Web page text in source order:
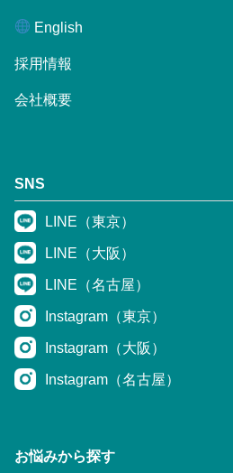
English
採用情報
会社概要
SNS
LINE（東京）
LINE（大阪）
LINE（名古屋）
Instagram（東京）
Instagram（大阪）
Instagram（名古屋）
お悩みから探す